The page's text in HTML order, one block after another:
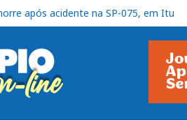
após acidente na SP-075, em Itu
focado no confronto contra o
base do Ituano tem uma vitória
Amador Série Ouro tem
Ituano denuncia injúria racial em